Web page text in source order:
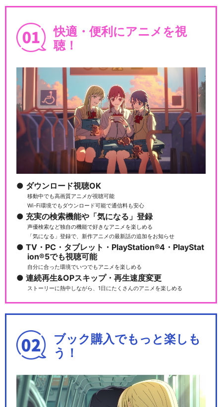
快適・便利にアニメを視
聴！
ダウンロード視聴OK
移動中でも高画質アニメが視聴可能
Wi-Fi環境でもダウンロード可能で通信料も安心
充実の検索機能や「気になる」登録
声優検索など独自の機能で好きなアニメを楽しめる
「気になる」登録で、新作アニメの最新話の追加をお知らせ
TV・PC・タブレット・PlayStation®4・PlayStat
ion®5でも視聴可能
自分に合った環境でいつでもアニメを楽しめる
連続再生&OPスキップ・再生速度変更
ストーリーに熱中しながら、1日にたくさんのアニメを楽しめる
ブック購入でもっと楽しも
う！